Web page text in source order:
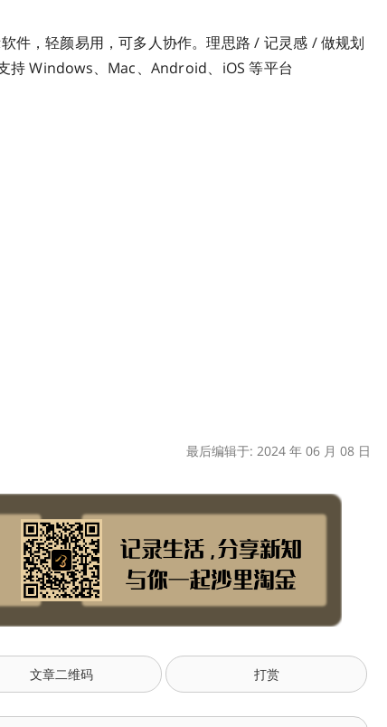
件，轻颜易用，可多人协作。理思路 / 记灵感 / 做规划
持 Windows、Mac、Android、iOS 等平台
最后编辑于: 2024 年 06 月 08 日
文章二维码 打赏